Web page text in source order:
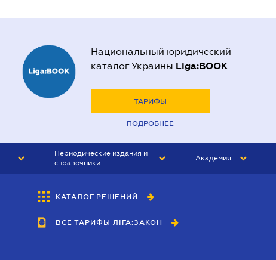
Национальный юридический
каталог Украины Liga:BOOK
ТАРИФЫ
ПОДРОБНЕЕ
Периодические издания и
справочники
БУХГАЛТЕР&ЗАКОН
ВЕСТНИК МСФО
Академия
КАТАЛОГ РЕШЕНИЙ
ВСЕ ТАРИФЫ ЛІГА:ЗАКОН